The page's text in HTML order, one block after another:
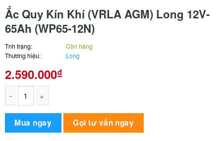
Ắc Quy Kín Khí (VRLA AGM) Long 12V-
65Ah (WP65-12N)
Tnh trạng:
Còn hàng
Thương hiệu:
Long
2.590.000₫
Mua ngay Gọi tư vấn ngay